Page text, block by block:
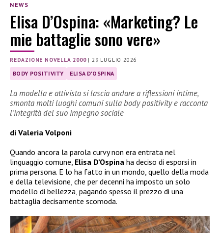
NEWS
Elisa D’Ospina: «Marketing? Le
mie battaglie sono vere»
REDAZIONE NOVELLA 2000|29 LUGLIO 2026
BODY POSITIVITY ELISA D'OSPINA
La modella e attivista si lascia andare a riflessioni intime,
smonta molti luoghi comuni sulla body positivity e racconta
l’integrità del suo impegno sociale
di Valeria Volponi
Quando ancora la parola curvy non era entrata nel
linguaggio comune, Elisa D’Ospina ha deciso di esporsi in
prima persona. E lo ha fatto in un mondo, quello della moda
e della televisione, che per decenni ha imposto un solo
modello di bellezza, pagando spesso il prezzo di una
battaglia decisamente scomoda.